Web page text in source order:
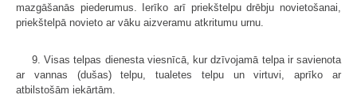
mazgāšanās piederumus. Ierīko arī priekštelpu drēbju novietošanai,
priekštelpā novieto ar vāku aizveramu atkritumu urnu.
9. Visas telpas dienesta viesnīcā, kur dzīvojamā telpa ir savienota
ar vannas (dušas) telpu, tualetes telpu un virtuvi, aprīko ar
atbilstošām iekārtām.